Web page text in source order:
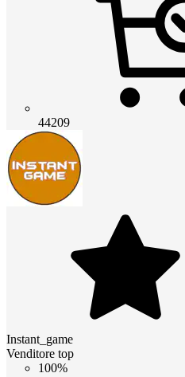
44209
Instant_game
Venditore top
100%